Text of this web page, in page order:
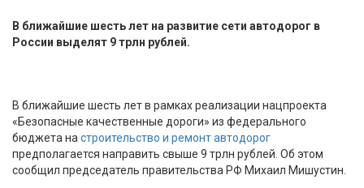
В ближайшие шесть лет на развитие сети автодорог в
России выделят 9 трлн рублей.
В ближайшие шесть лет в рамках реализации нацпроекта
«Безопасные качественные дороги» из федерального
бюджета на строительство и ремонт автодорог
предполагается направить свыше 9 трлн рублей. Об этом
сообщил председатель правительства РФ Михаил Мишустин.